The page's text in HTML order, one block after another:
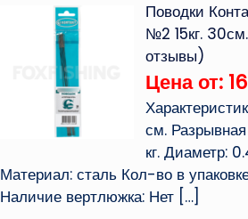
Поводки
№2 15кг.
отзывы)
Цена от:
см. Разрывная
кг. Диаметр:
Материал: сталь Кол-во в
Наличие вертлюжка: Нет[…]